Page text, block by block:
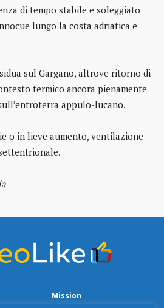
di tempo stabile e soleggiato
lungo la costa adriatica e
sul Gargano, altrove ritorno di
termico ancora pienamente
appulo-lucano.
o in lieve aumento, ventilazione
Mission